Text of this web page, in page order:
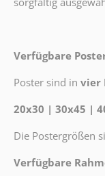
Verfügbare
Poster sind in vier
20x30 | 30x45 |
Die Postergrößen
Verfügbare